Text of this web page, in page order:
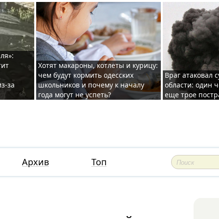
за
Хотят макароны, котлеты и курицу:
чем будут кормить одесских
школьников и почему к началу
года могут не успеть?
Враг атаковал
области: один
еще трое
Архив Топ